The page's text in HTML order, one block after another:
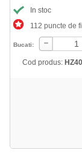
In stoc
112 puncte de
Bucati:
Cod produs: